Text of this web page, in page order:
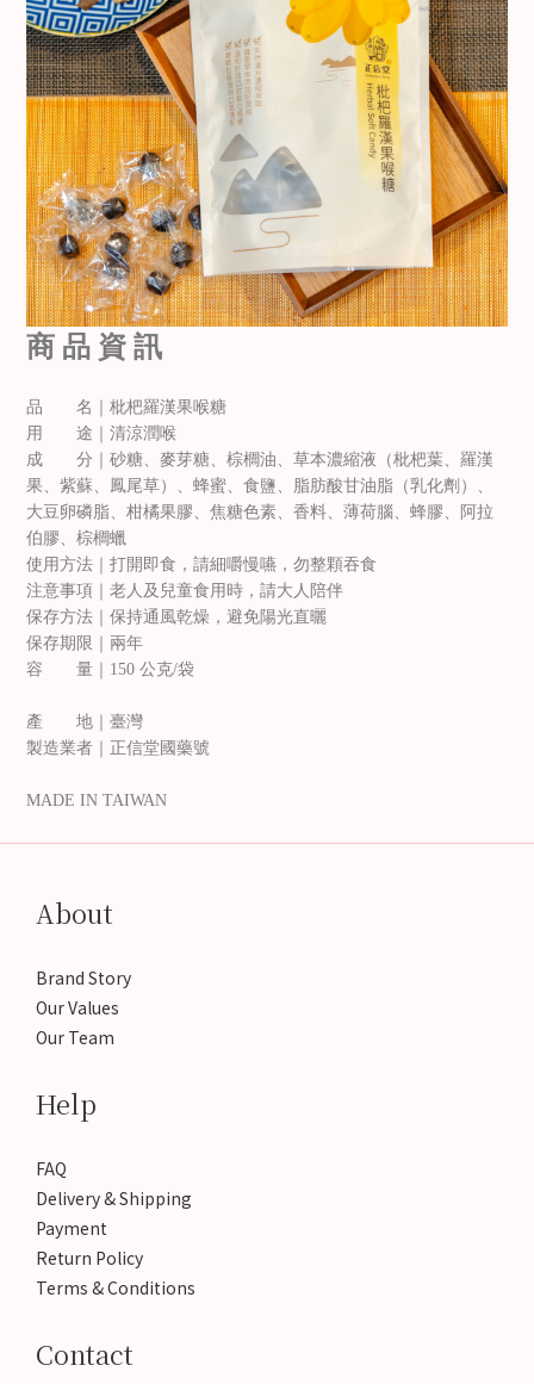
商 品 資 訊
品 名｜枇杷羅漢果喉糖
用 途｜清涼潤喉
成 分｜砂糖、麥芽糖、棕櫚油、草本濃縮液（枇杷葉、羅漢
果、紫蘇、鳳尾草）、蜂蜜、食鹽、脂肪酸甘油脂（乳化劑）、
大豆卵磷脂、柑橘果膠、焦糖色素、香料、薄荷腦、蜂膠、阿拉
伯膠、棕櫚蠟
使用方法｜打開即食，請細嚼慢嚥，勿整顆吞食
注意事項｜老人及兒童食用時，請大人陪伴
保存方法｜保持通風乾燥，避免陽光直曬
保存期限｜兩年
容 量｜150 公克/袋
產 地｜臺灣
製造業者｜正信堂國藥號
MADE IN TAIWAN
About
Brand Story
Our Values
Our Team
Help
FAQ
Delivery & Shipping
Payment
Return Policy
Terms & Conditions
Contact